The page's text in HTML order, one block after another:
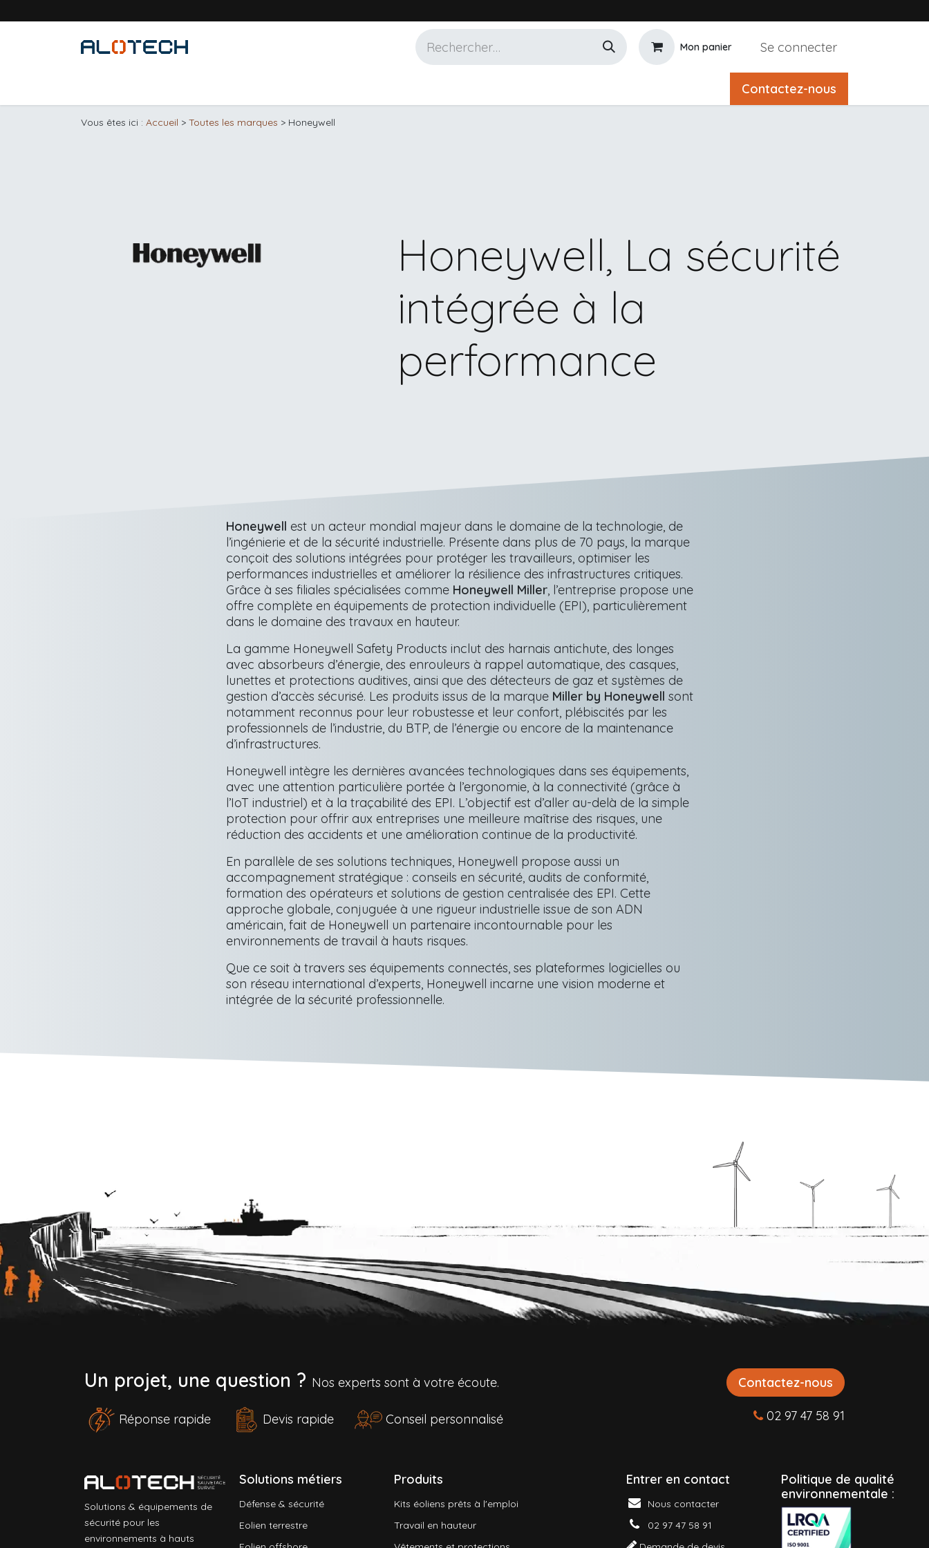
Mon panier Se connecter
Contactez-nous
Vous êtes ici : Accueil > Toutes les marques > Honeywell
Honeywell, La sécurité
intégrée à la
performance
Honeywell est un acteur mondial majeur dans le domaine de la technologie, de
l’ingénierie et de la sécurité industrielle. Présente dans plus de 70 pays, la marque
conçoit des solutions intégrées pour protéger les travailleurs, optimiser les
performances industrielles et améliorer la résilience des infrastructures critiques.
Grâce à ses filiales spécialisées comme Honeywell Miller, l’entreprise propose une
offre complète en équipements de protection individuelle (EPI), particulièrement
dans le domaine des travaux en hauteur.
La gamme Honeywell Safety Products inclut des harnais antichute, des longes
avec absorbeurs d’énergie, des enrouleurs à rappel automatique, des casques,
lunettes et protections auditives, ainsi que des détecteurs de gaz et systèmes de
gestion d’accès sécurisé. Les produits issus de la marque Miller by Honeywell sont
notamment reconnus pour leur robustesse et leur confort, plébiscités par les
professionnels de l’industrie, du BTP, de l’énergie ou encore de la maintenance
d’infrastructures.
Honeywell intègre les dernières avancées technologiques dans ses équipements,
avec une attention particulière portée à l’ergonomie, à la connectivité (grâce à
l’IoT industriel) et à la traçabilité des EPI. L’objectif est d’aller au-delà de la simple
protection pour offrir aux entreprises une meilleure maîtrise des risques, une
réduction des accidents et une amélioration continue de la productivité.
En parallèle de ses solutions techniques, Honeywell propose aussi un
accompagnement stratégique : conseils en sécurité, audits de conformité,
formation des opérateurs et solutions de gestion centralisée des EPI. Cette
approche globale, conjuguée à une rigueur industrielle issue de son ADN
américain, fait de Honeywell un partenaire incontournable pour les
environnements de travail à hauts risques.
Que ce soit à travers ses équipements connectés, ses plateformes logicielles ou
son réseau international d’experts, Honeywell incarne une vision moderne et
intégrée de la sécurité professionnelle.
Un projet, une question ? Nos experts sont à votre écoute.
Réponse rapide Devis rapide Conseil personnalisé
Contactez-nous
02 97 47 58 91
Solutions & équipements de
sécurité pour les
environnements à hauts
Solutions métiers
Défense & sécurité
Eolien terrestre
Produits
Kits éoliens prêts à l'emploi
Travail en hauteur
Entrer en contact
Nous contacter
02 97 47 58 91
Politique de qualité
environnementale :